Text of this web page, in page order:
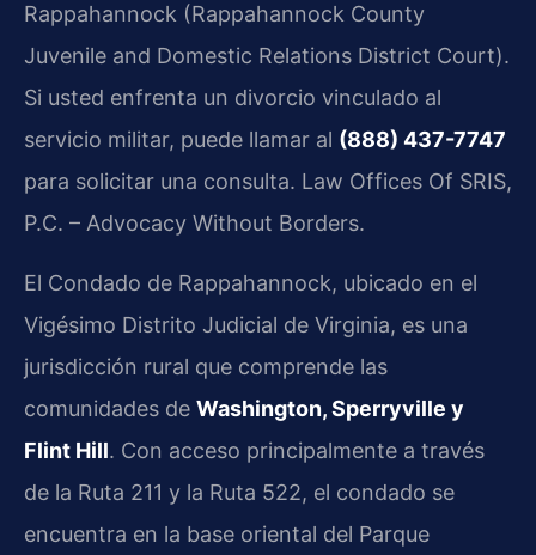
Rappahannock (Rappahannock County
Juvenile and Domestic Relations District Court).
Si usted enfrenta un divorcio vinculado al
servicio militar, puede llamar al (888) 437-7747
para solicitar una consulta. Law Offices Of SRIS,
P.C. – Advocacy Without Borders.
El Condado de Rappahannock, ubicado en el
Vigésimo Distrito Judicial de Virginia, es una
jurisdicción rural que comprende las
comunidades de Washington, Sperryville y
Flint Hill. Con acceso principalmente a través
de la Ruta 211 y la Ruta 522, el condado se
encuentra en la base oriental del Parque